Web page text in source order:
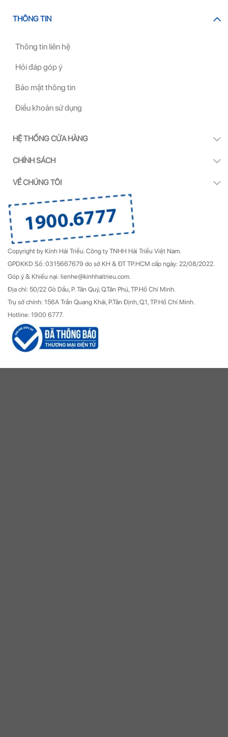
THÔNG TIN
Thông tin liên hệ
Hỏi đáp góp ý
Bảo mật thông tin
Điều khoản sử dụng
HỆ THỐNG CỬA HÀNG
CHÍNH SÁCH
VỀ CHÚNG TÔI
Copyright by Kính Hải Triều.Công ty TNHH Hải Triều Việt Nam.
GPDKKD Số: 0315667679 do sở KH & ĐT TP.HCM cấp ngày: 22/08/2022.
Góp ý & Khiếu nại: lienhe@kinhhaitrieu.com.
Địa chỉ: 50/22 Gò Dầu, P. Tân Quý, Q.Tân Phú, TP.Hồ Chí Minh.
Trụ sở chính: 156A Trần Quang Khải, P.Tân Định, Q.1, TP.Hồ Chí Minh.
Hotline: 1900 6777.